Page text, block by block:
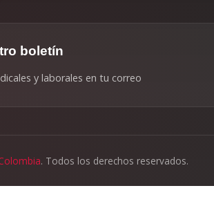
boletín
y laborales en tu correo
. Todos los derechos reservados.